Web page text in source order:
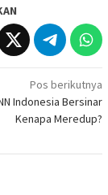
Pos berikutnya
Indonesia Bersinar
Kenapa Meredup?